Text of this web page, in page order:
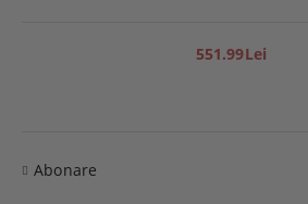
551.99Lei
Abonare